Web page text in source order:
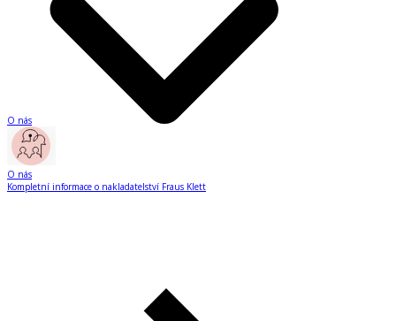
O nás
O nás
Kompletní informace o nakladatelství Fraus Klett